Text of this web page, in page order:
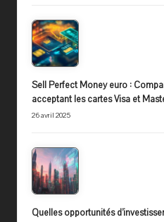
Sell Perfect Money euro :
acceptant les cartes Visa et
26 avril 2025
Quelles opportunités